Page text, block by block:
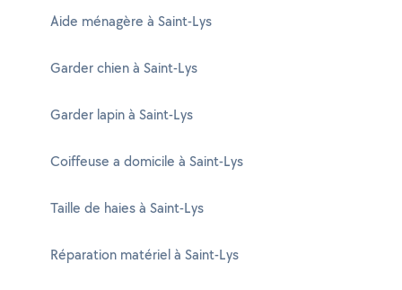
Aide ménagère à Saint-Lys
Garder chien à Saint-Lys
Garder lapin à Saint-Lys
Coiffeuse a domicile à Saint-Lys
Taille de haies à Saint-Lys
Réparation matériel à Saint-Lys